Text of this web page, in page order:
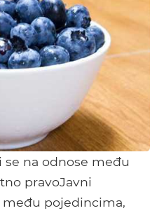
se na odnose među
pravoJavni
pojedincima,